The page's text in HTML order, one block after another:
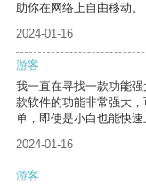
助你在网络上自由移动。
2024-01-16
游客
我一直在寻找一款功能
款软件的功能非常强大
单，即使是小白也能快速
2024-01-16
游客